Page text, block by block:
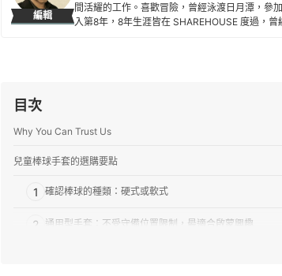
編輯
間活耀的工作。喜歡冒險，曾經泳渡日月潭，參
入第8年，8年生涯皆在 SHAREHOUSE 度過，
目次
Why You Can Trust Us
兒童棒球手套的選購要點
1 確認棒球的種類：硬式或軟式
2 通用型手套：不受守備位置限制，最適合啟蒙興趣